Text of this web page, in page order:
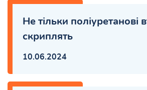
Не тільки поліуретанові
скриплять
10.06.2024